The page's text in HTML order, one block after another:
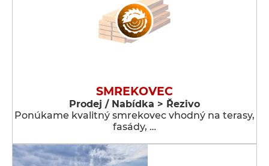
SMREKOVEC
Prodej / Nabídka > Řezivo
Ponúkame kvalitný smrekovec vhodný na terasy,
fasády, …